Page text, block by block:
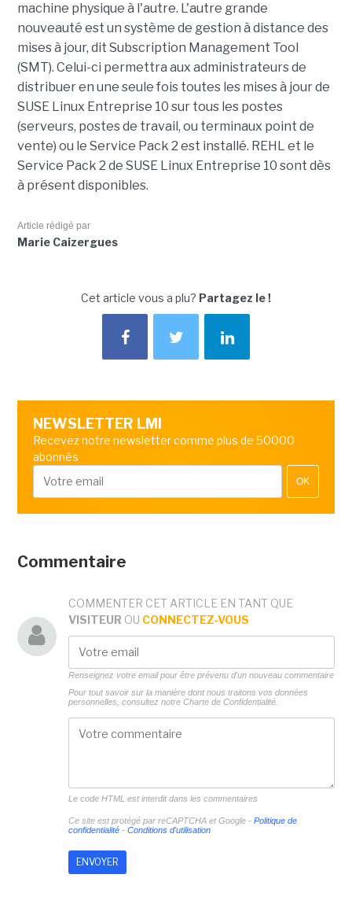
machine physique à l'autre. L'autre grande
nouveauté est un système de gestion à distance des
mises à jour, dit Subscription Management Tool
(SMT). Celui-ci permettra aux administrateurs de
distribuer en une seule fois toutes les mises à jour de
SUSE Linux Entreprise 10 sur tous les postes
(serveurs, postes de travail, ou terminaux point de
vente) ou le Service Pack 2 est installé. REHL et le
Service Pack 2 de SUSE Linux Entreprise 10 sont dès
à présent disponibles.
Article rédigé par
Marie Caizergues
Cet article vous a plu? Partagez le !
NEWSLETTER LMI
Recevez notre newsletter comme plus de 50000
abonnés
OK
Commentaire
COMMENTER CET ARTICLE EN TANT QUE
VISITEUR OU CONNECTEZ-VOUS
Renseignez votre email pour être prévenu d'un nouveau commentaire
Pour tout savoir sur la manière dont nous traitons vos données
personnelles, consultez notre Charte de Confidentialité.
Le code HTML est interdit dans les commentaires
Ce site est protégé par reCAPTCHA et Google - Politique de
confidentialité- Conditions d'utilisation